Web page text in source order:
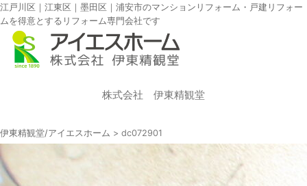
江戸川区｜江東区｜墨田区｜浦安市のマンションリフォーム・戸建リフォー
ムを得意とするリフォーム専門会社です
株式会社 伊東精観堂
伊東精観堂/アイエスホーム > dc072901